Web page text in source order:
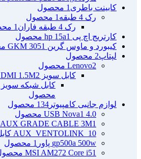
کابینت باطری 1 محصول
رک 4 طبقه
1 محصول
رک 4 طبقه فاران
1 محصول
کارتریج اچ پی hp 15a 1 محصول
کیبورد و ماوس گرین GKM 305 1 محصول
لپتاپ2 محصول
Lenovo2 محصول
کابل سویز Swizz HDMI 1.5M 2 محصول
کابل شبکه سویز Swizz CAT6 3M
محصول
لوازم جانبی کامپیوتر 134 محصول
4.0 USB Nova 1 محصول
AUX GRADE CABLE 3M1 محصول
AUX_VENTOLINK_10 کابل
gp500a 500w پاور
1 محصول
MSI AM272 Core i51 محصول